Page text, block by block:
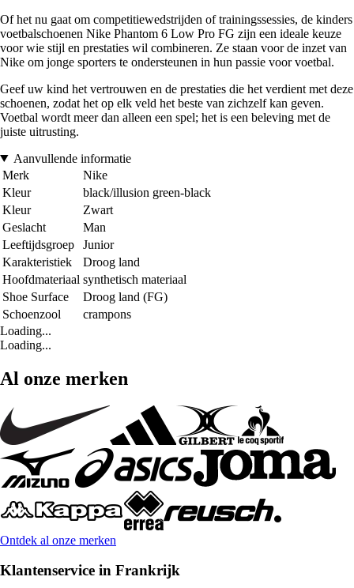
Of het nu gaat om competitiewedstrijden of trainingssessies, de kinders
voetbalschoenen Nike Phantom 6 Low Pro FG zijn een ideale keuze
voor wie stijl en prestaties wil combineren. Ze staan voor de inzet van
Nike om jonge sporters te ondersteunen in hun passie voor voetbal.
Geef uw kind het vertrouwen en de prestaties die het verdient met deze
schoenen, zodat het op elk veld het beste van zichzelf kan geven.
Voetbal wordt meer dan alleen een spel; het is een beleving met de
juiste uitrusting.
Aanvullende informatie
Merk
Nike
Kleur
black/illusion green-black
Kleur
Zwart
Geslacht
Man
Leeftijdsgroep
Junior
Karakteristiek
Droog land
Hoofdmateriaal synthetisch materiaal
Shoe Surface
Droog land (FG)
Schoenzool
crampons
Loading...
Loading...
Al onze merken
Ontdek al onze merken
Klantenservice in Frankrijk